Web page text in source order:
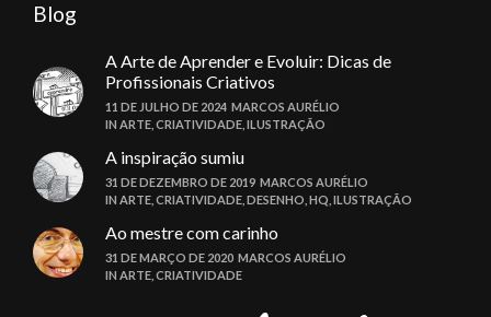
Blog
A Arte de Aprender e Evoluir: Dicas de
Profissionais Criativos
11 DE JULHO DE 2024 MARCOS AURÉLIO
IN ARTE CRIATIVIDADE ILUSTRAÇÃO
A inspiração sumiu
31 DE DEZEMBRO DE 2019 MARCOS AURÉLIO
IN ARTE CRIATIVIDADE DESENHO HQ ILUSTRAÇÃO
Ao mestre com carinho
31 DE MARÇO DE 2020 MARCOS AURÉLIO
IN ARTE CRIATIVIDADE